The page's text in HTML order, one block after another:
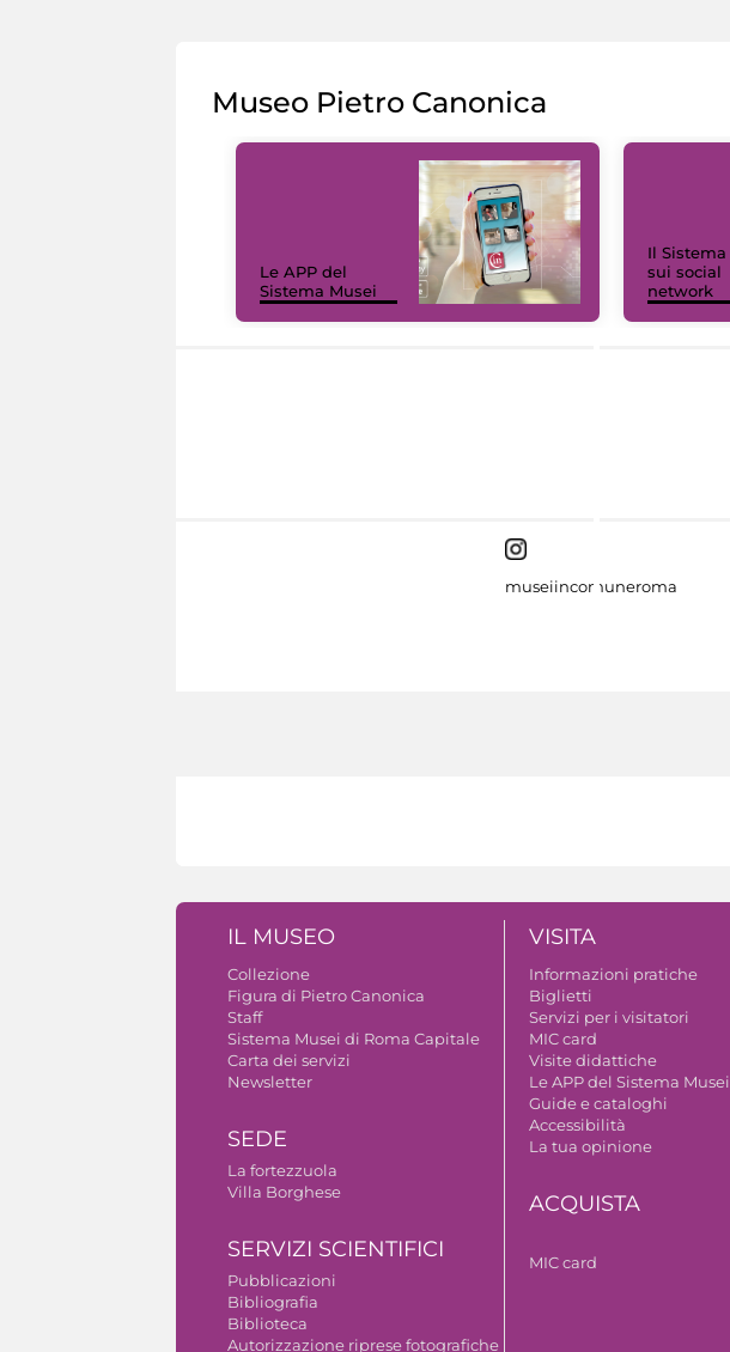
Museo Pietro Canonica
Le APP del
Sistema Musei
Il Sistema
sui social
network
museiincomuneroma
IL MUSEO
Collezione
Figura di Pietro Canonica
Staff
Sistema Musei di Roma Capitale
Carta dei servizi
Newsletter
SEDE
La fortezzuola
Villa Borghese
SERVIZI SCIENTIFICI
Pubblicazioni
Bibliografia
Biblioteca
Autorizzazione riprese fotografiche
VISITA
Informazioni pratiche
Biglietti
Servizi per i visitatori
MIC card
Visite didattiche
Le APP del Sistema Musei
Guide e cataloghi
Accessibilità
La tua opinione
ACQUISTA
MIC card